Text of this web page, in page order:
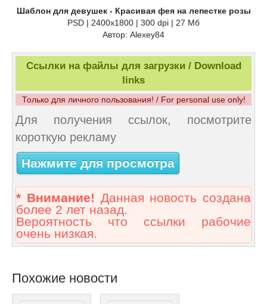
Шаблон для девушек - Красивая фея на лепестке розы
PSD | 2400x1800 | 300 dpi | 27 Мб
Автор: Alexey84
Ссылки на файлы для загрузки / Download
links
Только для личного пользования! / For personal use only!
Для получения ссылок, посмотрите
короткую рекламу
Нажмите для просмотра
* Внимание! Данная новость создана
более 2 лет назад.
Вероятность что ссылки рабочие
очень низкая.
Похожие новости